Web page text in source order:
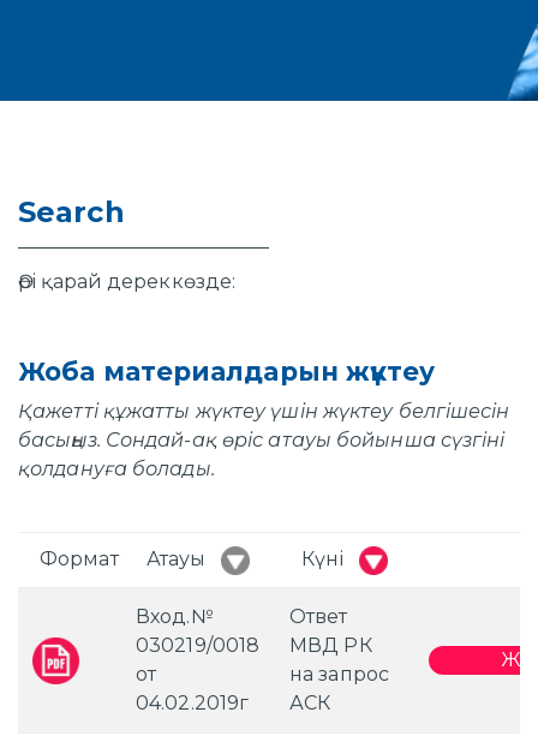
Search
Әрі қарай дереккөзде:
Жоба материалдарын жүктеу
Қажетті құжатты жүктеу үшін жүктеу белгішесін
басыңыз. Сондай-ақ өріс атауы бойынша сүзгіні
қолдануға болады.
Формат Атауы Күні
Вход.№
030219/0018
от
04.02.2019г
Ответ
МВД РК
на запрос
АСК